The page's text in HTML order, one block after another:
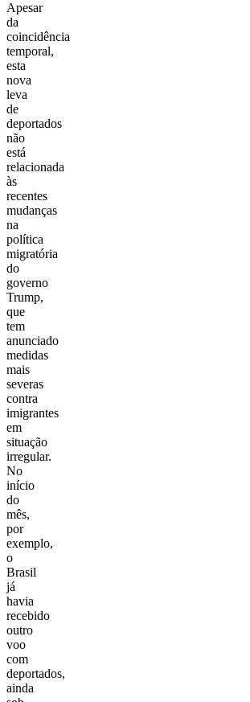
Apesar
da
coincidência
temporal,
esta
nova
leva
de
deportados
não
está
relacionada
às
recentes
mudanças
na
política
migratória
do
governo
Trump,
que
tem
anunciado
medidas
mais
severas
contra
imigrantes
em
situação
irregular.
No
início
do
mês,
por
exemplo,
o
Brasil
já
havia
recebido
outro
voo
com
deportados,
ainda